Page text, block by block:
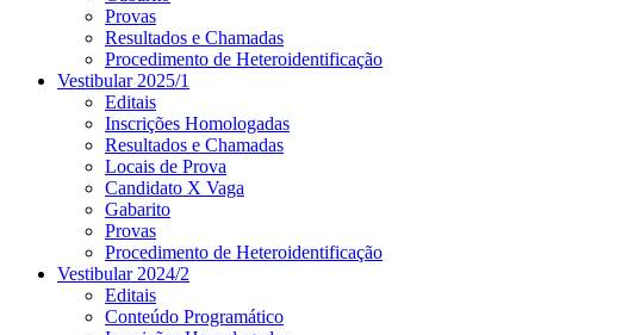
Provas
Resultados e Chamadas
Procedimento de Heteroidentificação
Vestibular 2025/1
Editais
Inscrições Homologadas
Resultados e Chamadas
Locais de Prova
Candidato X Vaga
Gabarito
Provas
Procedimento de Heteroidentificação
Vestibular 2024/2
Editais
Conteúdo Programático